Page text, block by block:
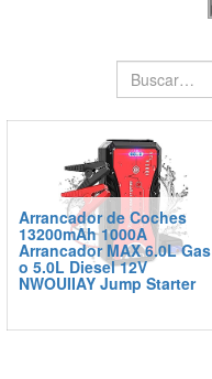
Arrancador de Coches
13200mAh 1000A
Arrancador MAX 6.0L Gas
o 5.0L Diesel 12V
NWOUIIAY Jump Starter